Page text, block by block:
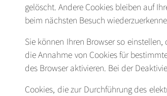
gelöscht. Andere Cookies bleiben auf
beim nächsten Besuch
Sie können Ihren Browser so
die Annahme von Cookies für
des Browser aktivieren. Bei der
Cookies, die zur Durchführung des